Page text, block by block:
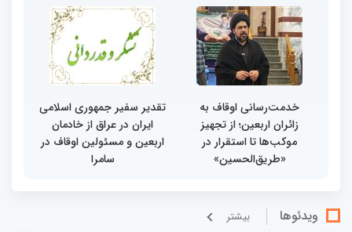
خدمت‌رسانی اوقاف به
زائران اربعین؛ از تجهیز
موکب‌ها تا استقرار در
«طریق‌الحسین»
تقدیر سفیر جمهوری اسلامی
ایران در عراق از خادمان
اربعین و مسئولین اوقاف در
سامرا
ویدئوها بيشتر